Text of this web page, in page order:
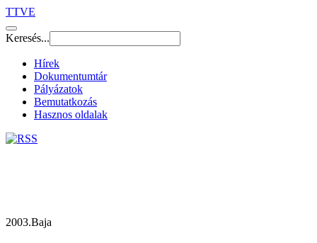
TTVE
Keresés...
Hírek
Dokumentumtár
Pályázatok
Bemutatkozás
Hasznos oldalak
2003.Baja